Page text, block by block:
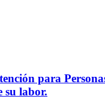
para
su labor.